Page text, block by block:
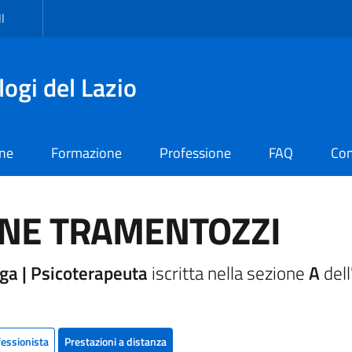
del Lazio
Formazione Professione FAQ
TRAMENTOZZI
| Psicoterapeuta iscritta nella sezioneA
Prestazioni a distanza